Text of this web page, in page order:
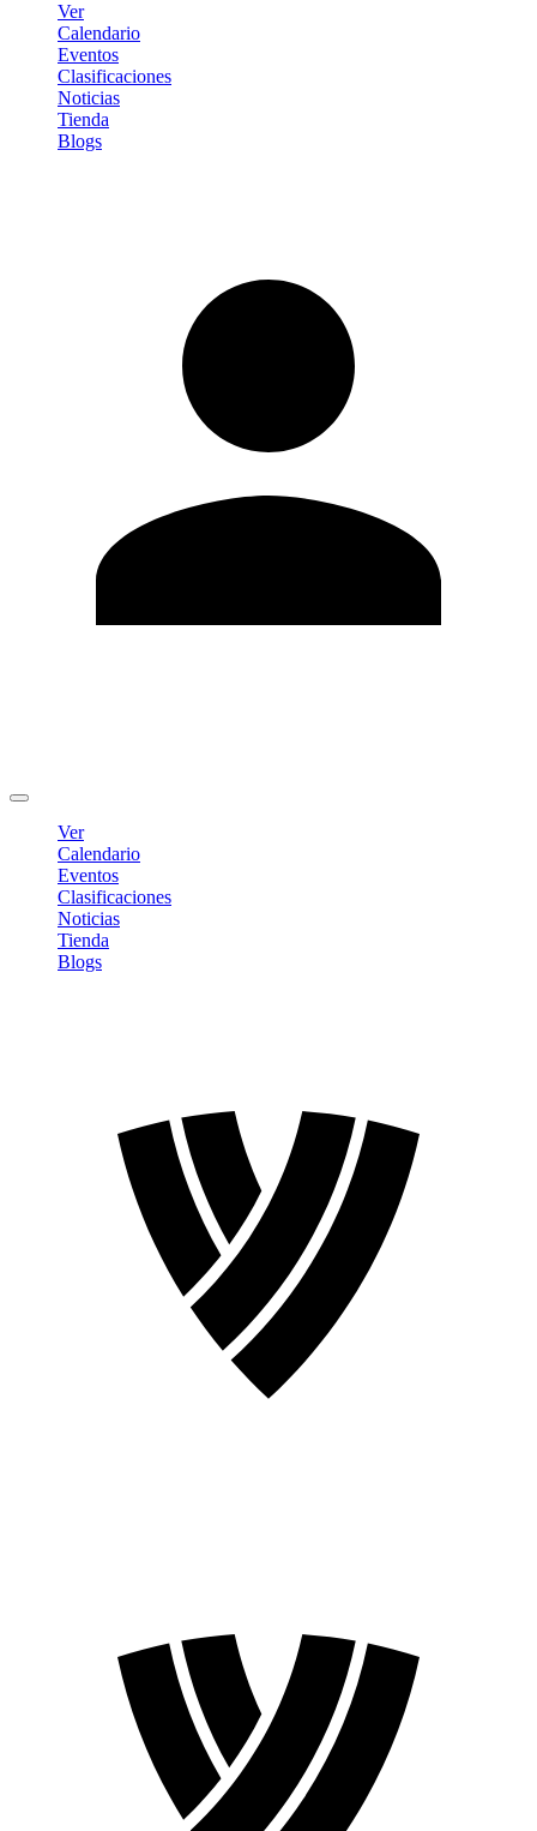
Ver
Calendario
Eventos
Clasificaciones
Noticias
Tienda
Blogs
Ver
Calendario
Eventos
Clasificaciones
Noticias
Tienda
Blogs